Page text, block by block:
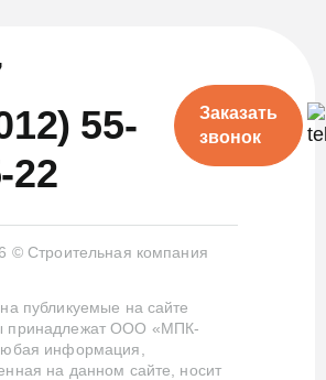
55-
22
Заказать
звонок
© Строительная компания
публикуемые на сайте
принадлежат ООО «МПК-
информация,
на данном сайте, носит